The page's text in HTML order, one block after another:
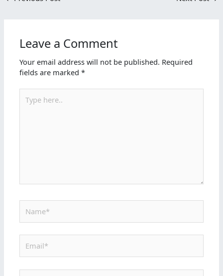
Leave a Comment
Your email address will not be published. Required
fields are marked*
here..